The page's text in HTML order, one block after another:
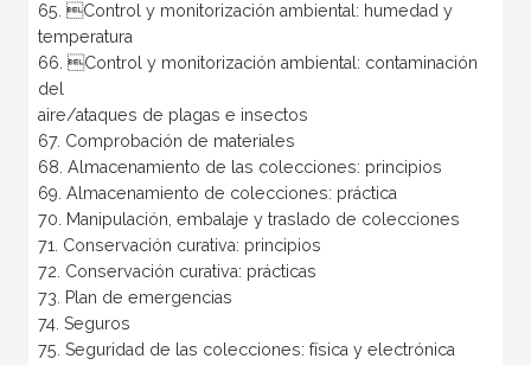
65. Control y monitorización ambiental: humedad y
temperatura
66. Control y monitorización ambiental: contaminación
del
aire/ataques de plagas e insectos
67. Comprobación de materiales
68. Almacenamiento de las colecciones: principios
69. Almacenamiento de colecciones: práctica
70. Manipulación, embalaje y traslado de colecciones
71. Conservación curativa: principios
72. Conservación curativa: prácticas
73. Plan de emergencias
74. Seguros
75. Seguridad de las colecciones: física y electrónica